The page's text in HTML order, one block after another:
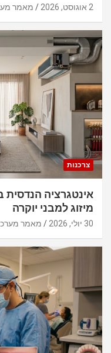
2 אוגוסט, 2026 מאמר
צרכנות
אינטגרציה הנדסית
מיזוג למבני יוקרה
30 יולי, 2026 מאמר